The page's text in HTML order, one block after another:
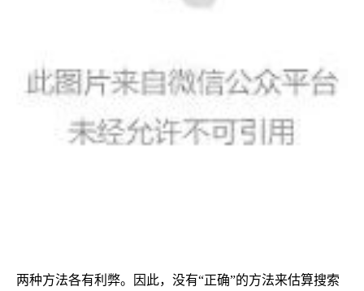
两种方法各有利弊。因此，没有“正确”的方法来估算搜索